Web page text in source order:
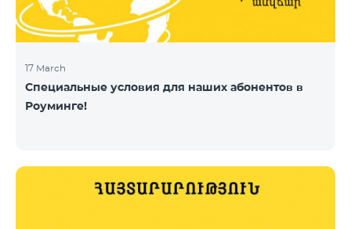
17 March
Специальные условия для наших абонентов в
Роуминге!